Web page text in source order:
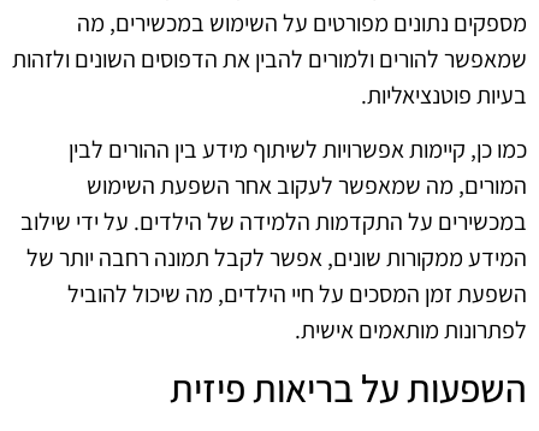
מספקים נתונים מפורטים על השימוש במכשירים, מה
שמאפשר להורים ולמורים להבין את הדפוסים השונים ולזהות
בעיות פוטנציאליות.
כמו כן, קיימות אפשרויות לשיתוף מידע בין ההורים לבין
המורים, מה שמאפשר לעקוב אחר השפעת השימוש
במכשירים על התקדמות הלמידה של הילדים. על ידי שילוב
המידע ממקורות שונים, אפשר לקבל תמונה רחבה יותר של
השפעת זמן המסכים על חיי הילדים, מה שיכול להוביל
לפתרונות מותאמים אישית.
השפעות על בריאות פיזית